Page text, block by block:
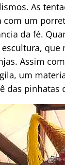
As
um
da fé.
Assim
um
das pinhatas